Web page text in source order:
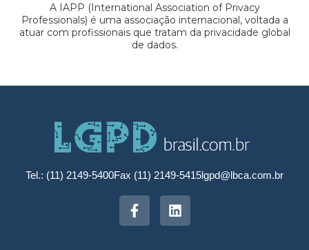
A IAPP (International Association of Privacy
Professionals) é uma associação internacional, voltada a
atuar com profissionais que tratam da privacidade global
de dados.
Tel.: (11) 2149-5400Fax (11) 2149-5415lgpd@lbca.com.br